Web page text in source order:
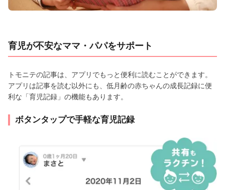
育児が不安なママ・パパをサポート
トモニテの記事は、アプリでもっと便利に読むことができます。
アプリは記事を読む以外にも、低月齢の赤ちゃんの成長記録に便
利な「育児記録」の機能もあります。
ボタンタップで手軽な育児記録